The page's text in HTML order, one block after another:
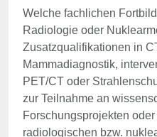
Welche fachlichen
Radiologie oder
Zusatzqualifikationen in
Mammadiagnostik,
PET/CT oder
zur Teilnahme an
Forschungsprojekten
radiologischen bzw.